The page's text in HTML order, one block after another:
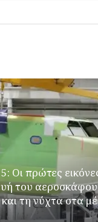
Οι πρώτες
του
και τη νύχτα στα